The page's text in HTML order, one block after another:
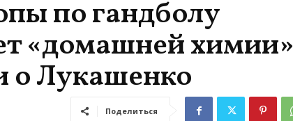
по гандболу
«домашней химии»
о Лукашенко
Поделиться